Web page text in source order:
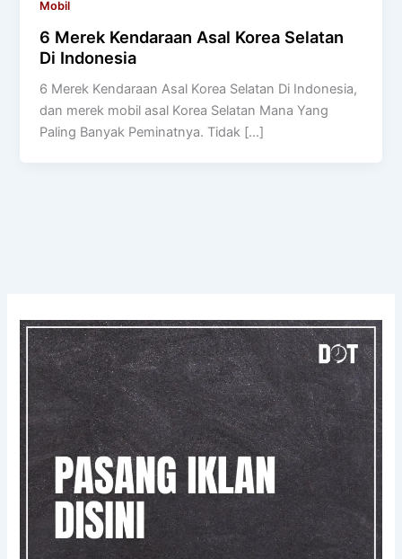
Mobil
6 Merek Kendaraan Asal Korea Selatan
Di Indonesia
6 Merek Kendaraan Asal Korea Selatan Di Indonesia,
dan merek mobil asal Korea Selatan Mana Yang
Paling Banyak Peminatnya. Tidak […]